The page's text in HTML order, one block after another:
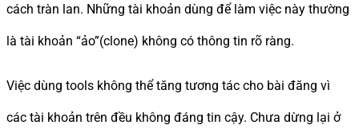
cách tràn lan. Những tài khoản dùng để làm việc này thường
là tài khoản “ảo”(clone) không có thông tin rõ ràng.
Việc dùng tools không thể tăng tương tác cho bài đăng vì
các tài khoản trên đều không đáng tin cậy. Chưa dừng lại ở